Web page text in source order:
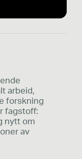
arbeid,
forskning
fagstoff:
nytt om
av